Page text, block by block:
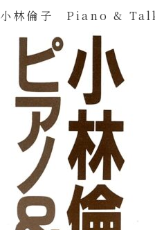
小林倫子 Piano & Talk